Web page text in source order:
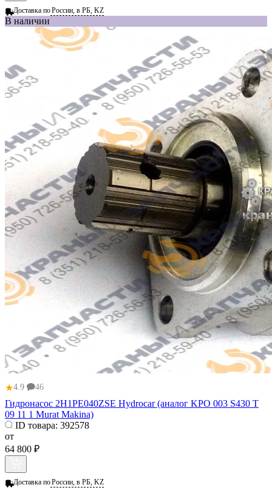
Доставка поРоссии, в РБ, KZ
В наличии
★4.9 46
Гидронасос 2H1PE040ZSE Hydrocar (аналог KPO 003 S430 T
09 11 1 Murat Makina)
ID товара: 392578
от
64 800 ₽
Доставка поРоссии, в РБ, KZ